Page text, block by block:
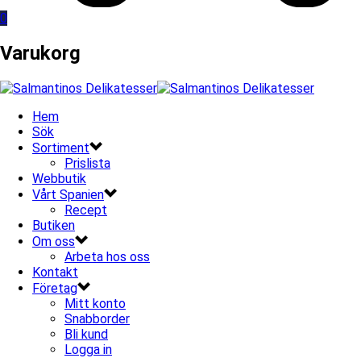
0
Varukorg
Hem
Sök
Sortiment
Prislista
Webbutik
Vårt Spanien
Recept
Butiken
Om oss
Arbeta hos oss
Kontakt
Företag
Mitt konto
Snabborder
Bli kund
Logga in